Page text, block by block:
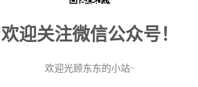
欢迎关注微信公众号！
欢迎光顾东东的小站~